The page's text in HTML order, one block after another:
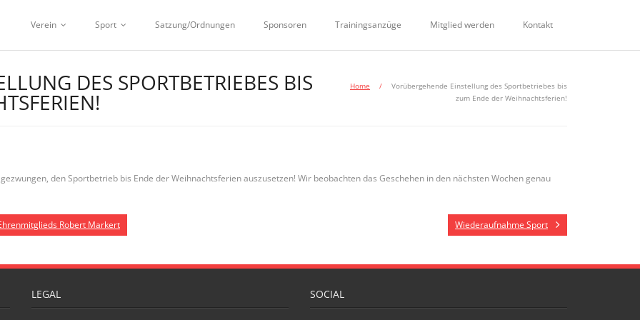
Verein Sport Satzung/Ordnungen Sponsoren Trainingsanzüge Mitglied werden Kontakt
DES SPORTBETRIEBES BIS Home /
Vorübergehende Einstellung des Sportbetriebes bis
zum Ende der Weihnachtsferien!
den Sportbetrieb bis Ende der Weihnachtsferien auszusetzen! Wir beobachten das Geschehen in den nächsten Wochen genau
Robert Markert Wiederaufnahme Sport
LEGAL SOCIAL